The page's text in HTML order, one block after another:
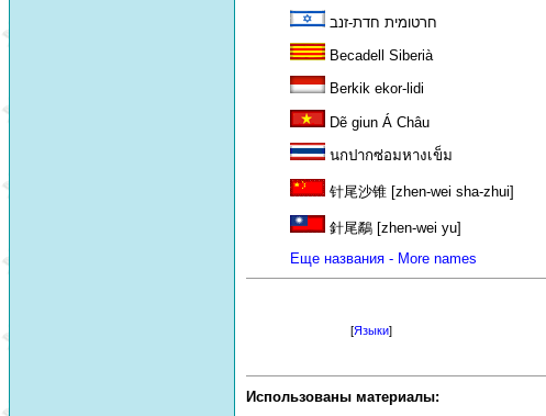
חרטומית חדת-זנב
Becadell Siberià
Berkik ekor-lidi
Dẽ giun Á Châu
นกปากซ่อมหางเข็ม
针尾沙锥 [zhen-wei sha-zhui]
針尾鷸 [zhen-wei yu]
Еще названия - More names
[Языки]
Использованы материалы: